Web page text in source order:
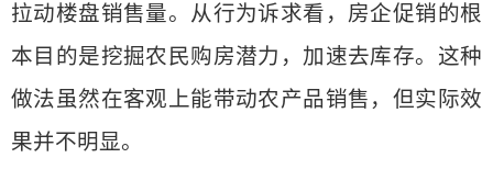
拉动楼盘销售量。从行为诉求看，房企促销的根
本目的是挖掘农民购房潜力，加速去库存。这种
做法虽然在客观上能带动农产品销售，但实际效
果并不明显。